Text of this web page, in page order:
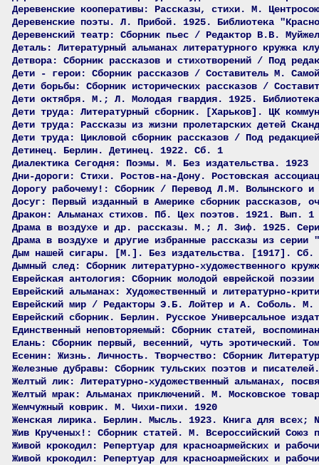
Деревенские кооперативы: Рассказы, стихи. М.
Деревенские поэты. Л. Прибой. 1925. Библиотека
Деревенский театр: Сборник пьес / Редактор В.В.
Деталь: Литературный альманах литературного кружка
Детвора: Сборник рассказов и стихотворений / Под
Дети - герои: Сборник рассказов / Составитель М.
Дети борьбы: Сборник исторических рассказов /
Дети октября. М.; Л. Молодая гвардия. 1925.
Дети труда: Литературный сборник. [Харьков]. ЦК
Дети труда: Рассказы из жизни пролетарских детей
Дети труда: Цикловой сборник рассказов / Под
Детинец. Берлин. Детинец. 1922. Сб. 1
Диалектика Сегодня: Поэмы. М. Без издательства. 1923
Дни-дороги: Стихи. Ростов-на-Дону. Ростовская
Дорогу рабочему!: Сборник / Перевод Л.М. Волынского
Досуг: Первый изданный в Америке сборник рассказов,
Дракон: Альманах стихов. Пб. Цех поэтов. 1921. Вып. 1
Драма в воздухе и др. рассказы. М.; Л. Зиф. 1925.
Драма в воздухе и другие избранные рассказы из
Дым нашей сигары. [М.]. Без издательства. [1917]. Сб.
Дымный след: Сборник литературно-художественного
Еврейская антология: Сборник молодой еврейской
Еврейский альманах: Художественный и литературно-
Еврейский мир / Редакторы Э.Б. Лойтер и А. Соболь.
Еврейский сборник. Берлин. Русское Универсальное
Единственный неповторяемый: Сборник статей,
Елань: Сборник первый, весенний, чуть эротический.
Есенин: Жизнь. Личность. Творчество: Сборник
Железные дубравы: Сборник тульских поэтов и
Желтый лик: Литературно-художественный альманах,
Желтый мрак: Альманах приключений. М. Московское
Жемчужный коврик. М. Чихи-пихи. 1920
Женская лирика. Берлин. Мысль. 1923. Книга для всех;
Жив Крученых!: Сборник статей. М. Всероссийский Союз
Живой крокодил: Репертуар для красноармейских и
Живой крокодил: Репертуар для красноармейских и